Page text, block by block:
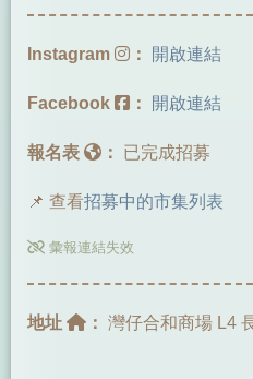
Instagram ： 開啟連結
Facebook ： 開啟連結
報名表 ： 已完成招募
📌 查看招募中的市集列表
彙報連結失效
地址 ： 灣仔合和商場 L4